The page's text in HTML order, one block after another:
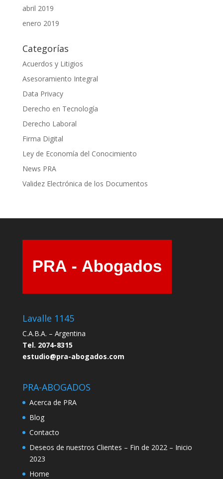
abril 2019
enero 2019
Categorías
Acuerdos y Litigios
Asesoramiento Integral
Data Privacy
Derecho en Tecnología
Derecho Laboral
Firma Digital
Ley de Economía del Conocimiento
News PRA
Validez Electrónica de los Documentos
Lavalle 1145
C.A.B.A. – Argentina
Tel. 2074-8315
estudio@pra-abogados.com
PRA-ABOGADOS
Acerca de PRA
Blog
Contacto
Deseos de nuestros Clientes – Fin de 2022 – Inicio
2023
Home